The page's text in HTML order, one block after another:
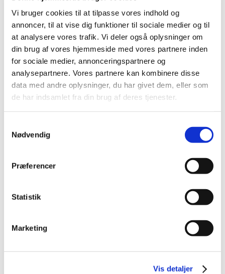
Vi bruger cookies til at tilpasse vores indhold og
annoncer, til at vise dig funktioner til sociale medier og til
at analysere vores trafik. Vi deler også oplysninger om
din brug af vores hjemmeside med vores partnere inden
for sociale medier, annonceringspartnere og
analysepartnere. Vores partnere kan kombinere disse
data med andre oplysninger, du har givet dem, eller som
de har indsamlet fra din brug af deres tjenester.
Nødvendig
Præferencer
Statistik
Marketing
Vis detaljer
2016 (42)
2015 (30)
2014 (44)
2013 (44)
2012 (41)
2011 (13)
2010 (7)
2009 (13)
november (1)
september (2)
2007 (3)